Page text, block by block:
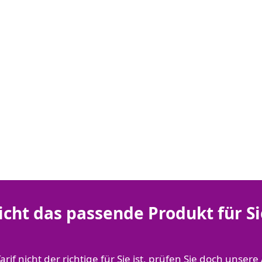
das passende Produkt für
nicht der richtige für Sie ist, prüfen Sie doch